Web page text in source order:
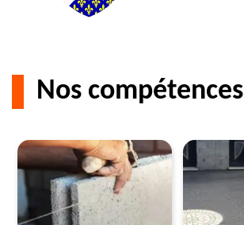
Nos compétences